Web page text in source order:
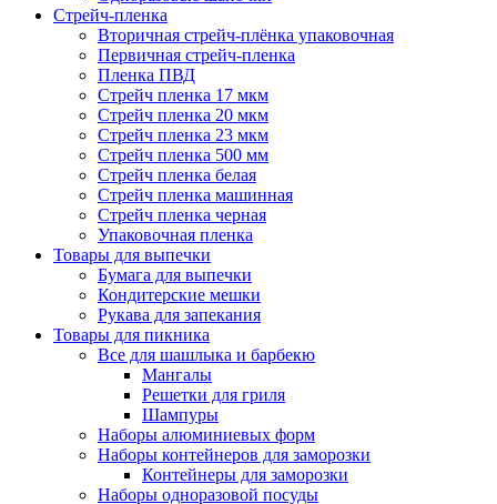
Стрейч-пленка
Вторичная стрейч-плёнка упаковочная
Первичная стрейч-пленка
Пленка ПВД
Стрейч пленка 17 мкм
Стрейч пленка 20 мкм
Стрейч пленка 23 мкм
Стрейч пленка 500 мм
Стрейч пленка белая
Стрейч пленка машинная
Стрейч пленка черная
Упаковочная пленка
Товары для выпечки
Бумага для выпечки
Кондитерские мешки
Рукава для запекания
Товары для пикника
Все для шашлыка и барбекю
Мангалы
Решетки для гриля
Шампуры
Наборы алюминиевых форм
Наборы контейнеров для заморозки
Контейнеры для заморозки
Наборы одноразовой посуды